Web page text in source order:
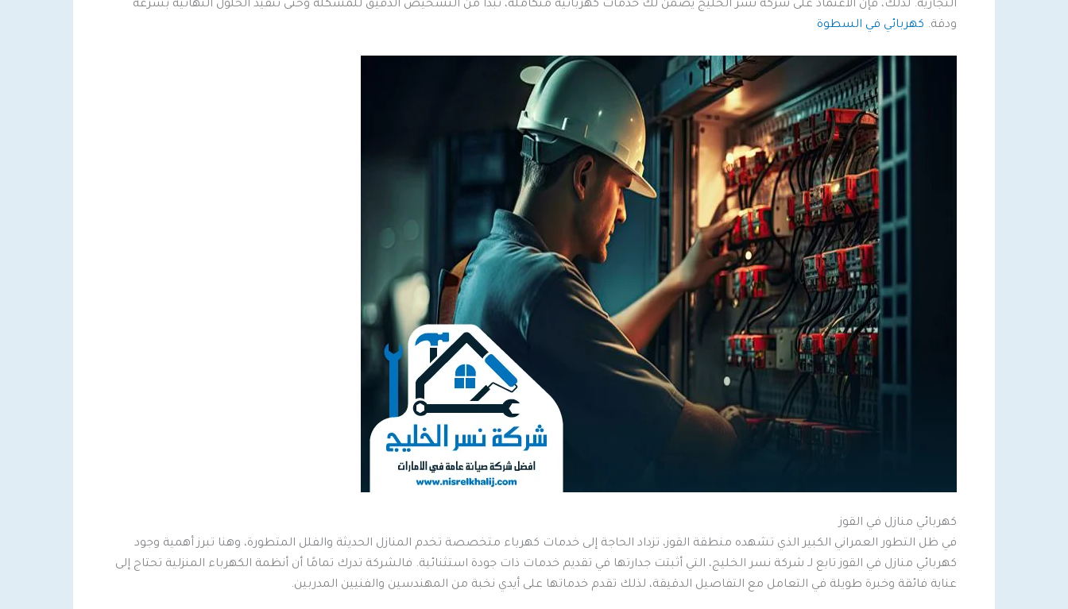
التجارية. لذلك، فإن الاعتماد على شركة نسر الخليج يضمن لك خدمات كهربائية متكاملة، تبدأ من التشخيص الدقيق للمشكلة وحتى تنفيذ الحلول النهائية بسرعة
ودقة. كهربائي في السطوة
كهربائي منازل في القوز
في ظل التطور العمراني الكبير الذي تشهده منطقة القوز، تزداد الحاجة إلى خدمات كهرباء متخصصة تخدم المنازل الحديثة والفلل المتطورة، وهنا تبرز أهمية وجود
كهربائي منازل في القوز تابع لـ شركة نسر الخليج، التي أثبتت جدارتها في تقديم خدمات ذات جودة استثنائية. فالشركة تدرك تمامًا أن أنظمة الكهرباء المنزلية تحتاج إلى
عناية فائقة وخبرة طويلة في التعامل مع التفاصيل الدقيقة، لذلك تقدم خدماتها على أيدي نخبة من المهندسين والفنيين المدربين.